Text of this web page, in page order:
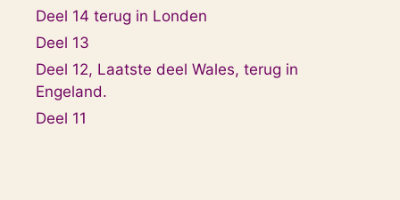
Deel 14 terug in Londen
Deel 13
Deel 12, Laatste deel Wales, terug in
Engeland.
Deel 11